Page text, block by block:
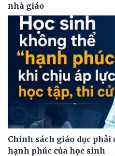
nhà giáo
Chính sách giáo dục phải
hạnh phúc của học sinh